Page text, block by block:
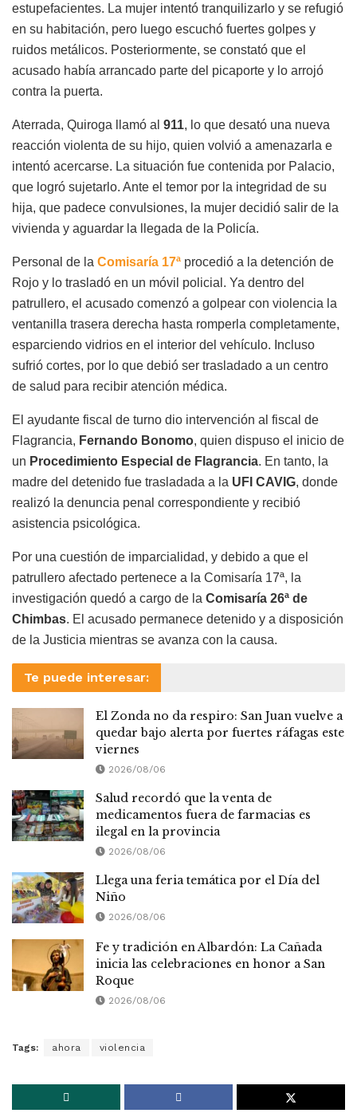
estupefacientes. La mujer intentó tranquilizarlo y se refugió
en su habitación, pero luego escuchó fuertes golpes y
ruidos metálicos. Posteriormente, se constató que el
acusado había arrancado parte del picaporte y lo arrojó
contra la puerta.
Aterrada, Quiroga llamó al 911, lo que desató una nueva
reacción violenta de su hijo, quien volvió a amenazarla e
intentó acercarse. La situación fue contenida por Palacio,
que logró sujetarlo. Ante el temor por la integridad de su
hija, que padece convulsiones, la mujer decidió salir de la
vivienda y aguardar la llegada de la Policía.
Personal de la Comisaría 17ª procedió a la detención de
Rojo y lo trasladó en un móvil policial. Ya dentro del
patrullero, el acusado comenzó a golpear con violencia la
ventanilla trasera derecha hasta romperla completamente,
esparciendo vidrios en el interior del vehículo. Incluso
sufrió cortes, por lo que debió ser trasladado a un centro
de salud para recibir atención médica.
El ayudante fiscal de turno dio intervención al fiscal de
Flagrancia, Fernando Bonomo, quien dispuso el inicio de
un Procedimiento Especial de Flagrancia. En tanto, la
madre del detenido fue trasladada a la UFI CAVIG, donde
realizó la denuncia penal correspondiente y recibió
asistencia psicológica.
Por una cuestión de imparcialidad, y debido a que el
patrullero afectado pertenece a la Comisaría 17ª, la
investigación quedó a cargo de la Comisaría 26ª de
Chimbas. El acusado permanece detenido y a disposición
de la Justicia mientras se avanza con la causa.
Te puede interesar:
El Zonda no da respiro: San Juan vuelve a
quedar bajo alerta por fuertes ráfagas este
viernes
2026/08/06
Salud recordó que la venta de
medicamentos fuera de farmacias es
ilegal en la provincia
2026/08/06
Llega una feria temática por el Día del
Niño
2026/08/06
Fe y tradición en Albardón: La Cañada
inicia las celebraciones en honor a San
Roque
2026/08/06
Tags: ahora violencia